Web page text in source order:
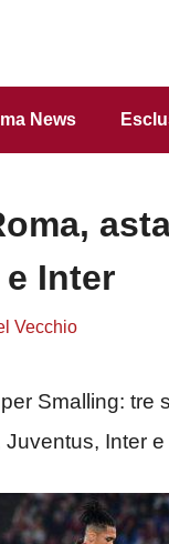
News
Inter
Vecchio
Smalling: tre
Inter